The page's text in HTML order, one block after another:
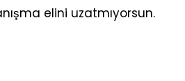
elini uzatmıyorsun.